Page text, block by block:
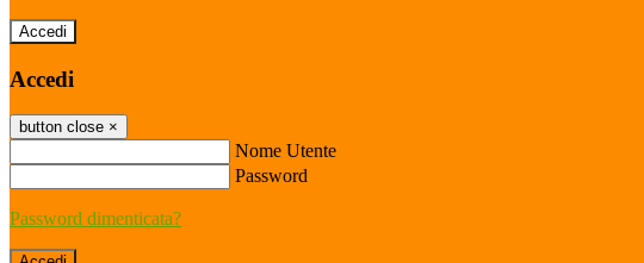
Accedi
Accedi
button close ×
Nome Utente
Password
Password dimenticata?